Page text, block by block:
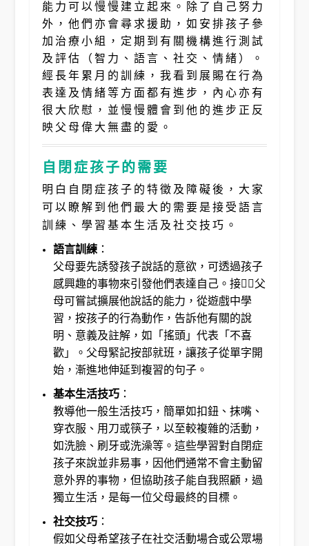
能力可以慢慢建立起來。除了自己努力
外，他們亦會尋求援助，如安排孩子參
加治療小組，定期到有關機構進行測試
及評估（智力、語言、社交、情緒）。
經長年累月的訓練，我看到展賜在行為
表達及情緒等方面都有進步，內心亦有
很大欣慰，並慢慢體會到他的進步正反
映父母偉大無盡的愛。
自閉症孩子的需要
明白自閉症孩子的特徵及障礙後，大家
可以瞭解到他們最大的需要是接受語言
訓練、學習基本生活及社交技巧。
語言訓練：
父母要先誘發孩子說話的意欲，可透過孩子
感興趣的事物來引發他們表達自己。接，父
母可嘗試擴展他說話的能力，從遊戲中學
習，按孩子的行為動作，告訴他有關的說
明、意義及註解，如「搖頭」代表「不喜
歡」。父母緊記按部就班，讓孩子從單字開
始，漸進地伸延到複習的句子。
基本生活技巧：
教導他一般生活技巧，簡單如扣鈕、抹嘴、
穿衣服、用刀或筷子，以至較複雜的活動，
如洗臉、刷牙或洗澡等。這些學習對自閉症
孩子來說並非易事，因他們通常不會主動留
意外界的事物，但協助孩子能自我照顧，過
獨立生活，是每一位父母最終的目標。
社交技巧：
假如父母希望孩子在社交活動場合或公眾場